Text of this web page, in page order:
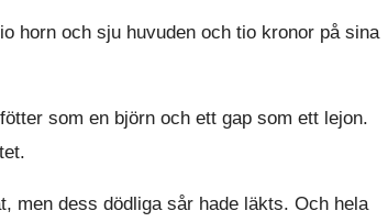
horn och sju huvuden och tio kronor på sina
som en björn och ett gap som ett lejon.
men dess dödliga sår hade läkts. Och hela